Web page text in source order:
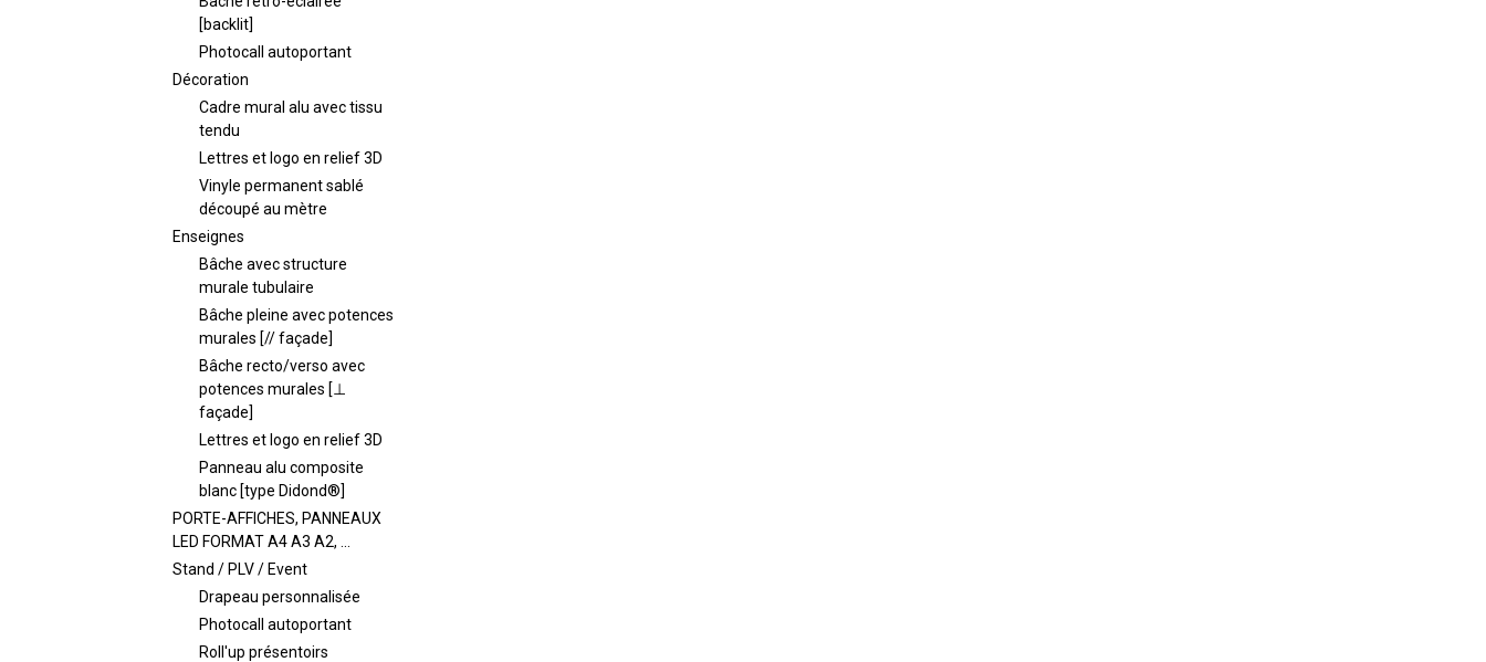
[backlit]
Photocall autoportant
Décoration
Cadre mural alu avec tissu
tendu
Lettres et logo en relief 3D
Vinyle permanent sablé
découpé au mètre
Enseignes
Bâche avec structure
murale tubulaire
Bâche pleine avec potences
murales [// façade]
Bâche recto/verso avec
potences murales [⊥
façade]
Lettres et logo en relief 3D
Panneau alu composite
blanc [type Didond®]
PORTE-AFFICHES, PANNEAUX
LED FORMAT A4 A3 A2, ...
Stand / PLV / Event
Drapeau personnalisée
Photocall autoportant
Roll'up présentoirs